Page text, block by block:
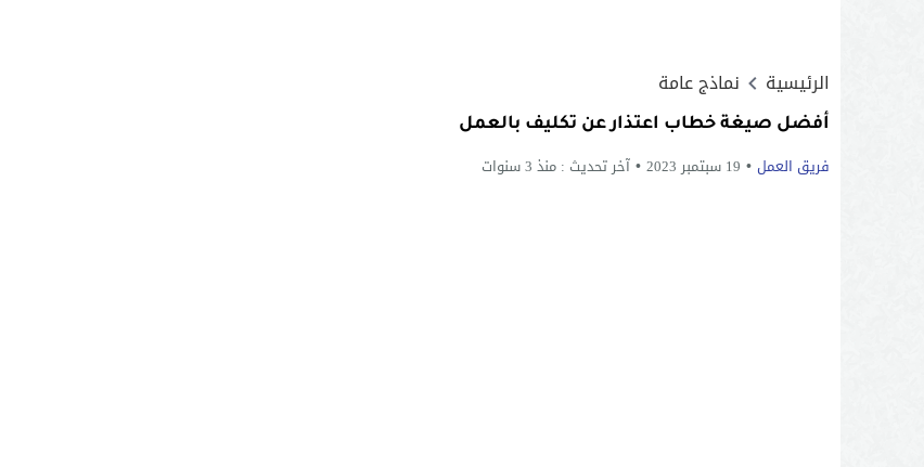
الرئيسية نماذج عامة
أفضل صيغة خطاب اعتذار عن تكليف بالعمل
فريق العمل 19 سبتمبر 2023 آخر تحديث : منذ 3 سنوات